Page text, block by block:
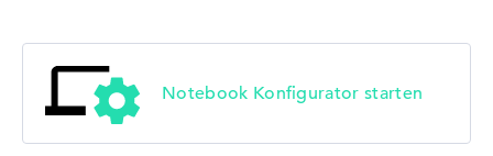
Notebook Konfigurator starten